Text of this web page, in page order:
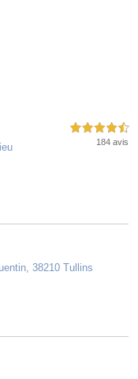
4,5 étoiles sur 5
184 avis
38210 Tullins